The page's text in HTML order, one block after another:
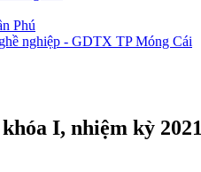
Phú
nghiệp - GDTX TP Móng Cái
I, nhiệm kỳ